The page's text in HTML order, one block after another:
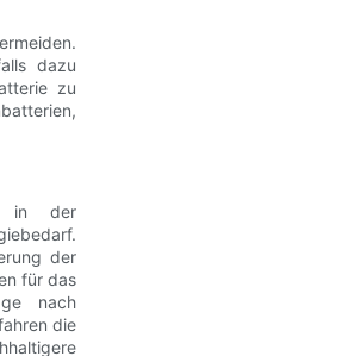
dazu
zu
in der
der
für das
nach
die